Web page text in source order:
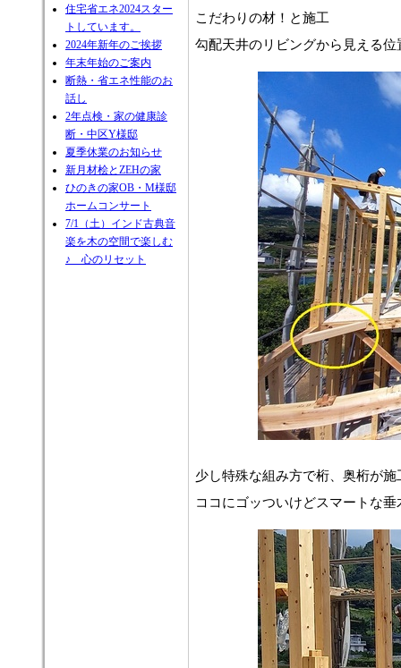
住宅省エネ2024スター
トしています。
2024年新年のご挨拶
年末年始のご案内
断熱・省エネ性能のお
話し
2年点検・家の健康診
断・中区Y様邸
夏季休業のお知らせ
新月材桧とZEHの家
ひのきの家OB・M様邸
ホームコンサート
7/1（土）インド古典音
楽を木の空間で楽しむ
♪ 心のリセット
こだわりの材！と施工
勾配天井のリビングから見える
少し特殊な組み方で桁、奥桁が施
ココにゴッついけどスマートな